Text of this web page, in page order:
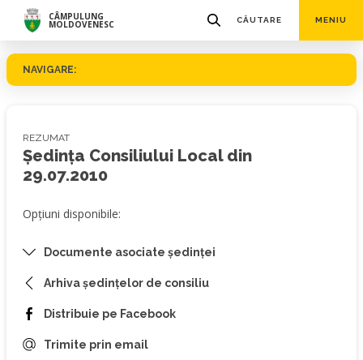
CÂMPULUNG
MOLDOVENESC CĂUTARE MENIU
NAVIGARE:
REZUMAT
Ședința Consiliului Local din
29.07.2010
Opțiuni disponibile:
Documente asociate ședinței
Arhiva ședințelor de consiliu
Distribuie pe Facebook
Trimite prin email